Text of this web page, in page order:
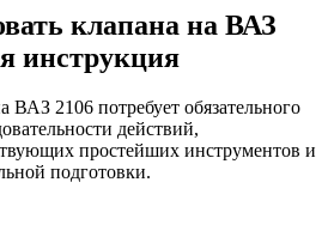
клапана на ВАЗ
инструкция
ВАЗ 2106 потребует обязательного
действий,
простейших инструментов и
подготовки.